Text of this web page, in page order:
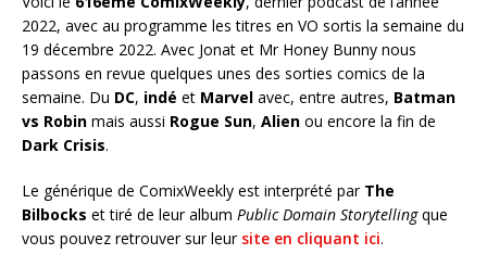
2022, avec au programme les titres en VO sortis la semaine du
19 décembre 2022. Avec Jonat et Mr Honey Bunny nous
passons en revue quelques unes des sorties comics de la
semaine. Du DC, indé et Marvel avec, entre autres, Batman
vs Robin mais aussi Rogue Sun, Alien ou encore la fin de
Dark Crisis.
Le générique de ComixWeekly est interprété par The
Bilbocks et tiré de leur album Public Domain Storytellingque
vous pouvez retrouver sur leur site en cliquant ici.